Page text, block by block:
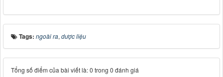
Tags: ngoài ra, dược liệu
Tổng số điểm của bài viết là: 0 trong 0 đánh giá